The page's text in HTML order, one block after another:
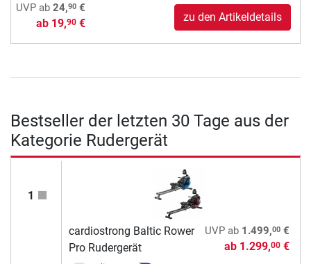
UVPab 24,90€
ab 19,90€ zu den Artikeldetails
Bestseller der letzten 30 Tage aus der
Kategorie Rudergerät
1
cardiostrong Baltic Rower
Pro Rudergerät
UVPab 1.499,00€
ab 1.299,00€